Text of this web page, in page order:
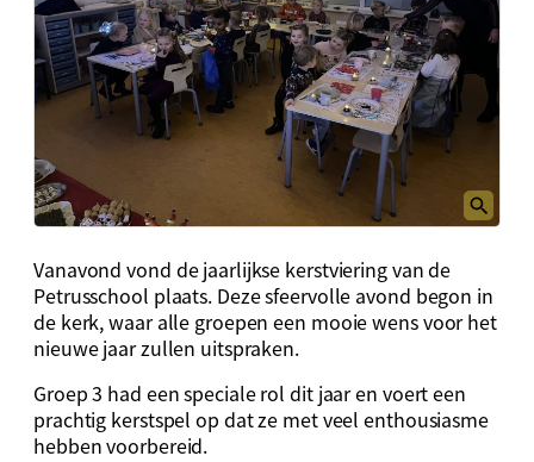
Vanavond vond de jaarlijkse kerstviering van de
Petrusschool plaats. Deze sfeervolle avond begon in
de kerk, waar alle groepen een mooie wens voor het
nieuwe jaar zullen uitspraken.
Groep 3 had een speciale rol dit jaar en voert een
prachtig kerstspel op dat ze met veel enthousiasme
hebben voorbereid.